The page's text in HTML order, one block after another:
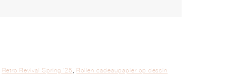
Retro Revival Spring '25 , Rollen cadeaupapier op dessin